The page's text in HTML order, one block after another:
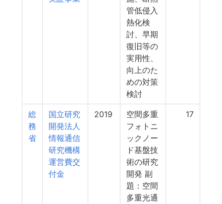
管低侵入
熱化検
討、早期
復旧等の
実用性、
向上のた
めの対策
検討
総
務
省
国立研究
開発法人
情報通信
研究機構
運営費交
付金
2019
空間多重
フォトニ
ックノー
ド基盤技
術の研究
開発 副
題：空間
多重光通
17